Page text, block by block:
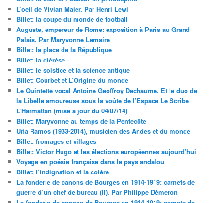
L’oeil de Vivian Maier. Par Henri Lewi
Billet: la coupe du monde de football
Auguste, empereur de Rome: exposition à Paris au Grand
Palais. Par Maryvonne Lemaire
Billet: la place de la République
Billet: la diérèse
Billet: le solstice et la science antique
Billet: Courbet et L’Origine du monde
Le Quintette vocal Antoine Geoffroy Dechaume. Et le duo de
la Libelle amoureuse sous la voûte de l’Espace Le Scribe
L’Harmattan (mise à jour du 04/07/14)
Billet: Maryvonne au temps de la Pentecôte
Uña Ramos (1933-2014), musicien des Andes et du monde
Billet: fromages et villages
Billet: Victor Hugo et les élections européennes aujourd’hui
Voyage en poésie française dans le pays andalou
Billet: l’indignation et la colère
La fonderie de canons de Bourges en 1914-1919: carnets de
guerre d’un chef de bureau (II). Par Philippe Démeron